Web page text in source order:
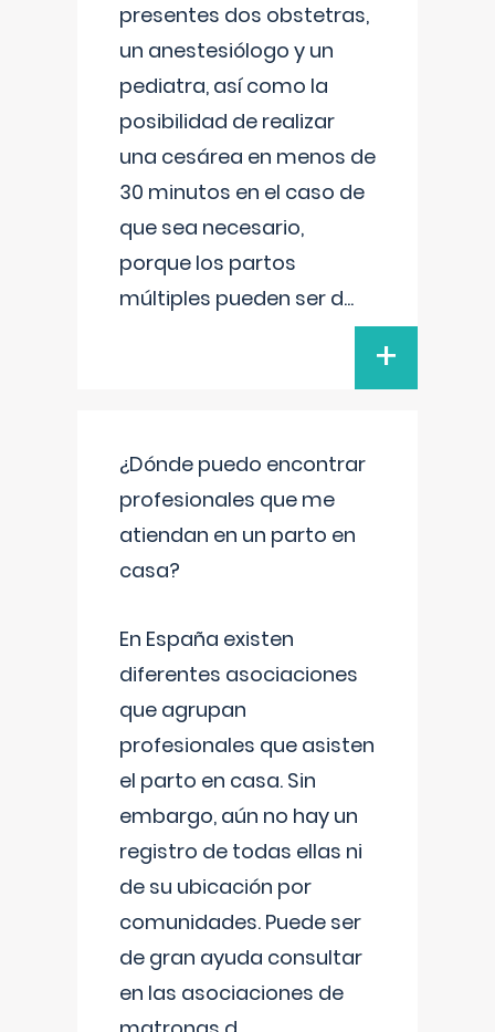
presentes dos obstetras,
un anestesiólogo y un
pediatra, así como la
posibilidad de realizar
una cesárea en menos de
30 minutos en el caso de
que sea necesario,
porque los partos
múltiples pueden ser d...
+
¿Dónde puedo encontrar
profesionales que me
atiendan en un parto en
casa?
En España existen
diferentes asociaciones
que agrupan
profesionales que asisten
el parto en casa. Sin
embargo, aún no hay un
registro de todas ellas ni
de su ubicación por
comunidades. Puede ser
de gran ayuda consultar
en las asociaciones de